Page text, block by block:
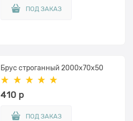
ПОД ЗАКАЗ
Брус строганный 2000x70х50
410 р
ПОД ЗАКАЗ